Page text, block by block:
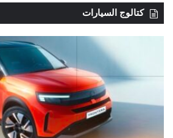
كتالوج السيارات